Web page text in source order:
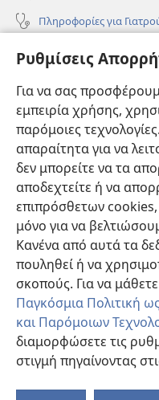
Ρυθμίσεις
Για να σας
εμπειρία χρήσης,
παρόμοιες
απαραίτητα για να
δεν μπορείτε να τα
αποδεχτείτε ή να
επιπρόσθετων
μόνο για να
Κανένα από αυτά τα
πουληθεί ή να
σκοπούς. Για να
Παγκόσμια Πολιτική
και Παρόμοιων
διαμορφώσετε τις
στιγμή πηγαίνοντας
Πληροφορίες για
Πληροφορίες για
Συνεισφορές
(ανοίγει
παράθυρο)ΔΙΑΔΙΚΤΥΑΚΗ
(ανοίγει
νέο
παράθυρο)
JW Hub ®
(ανοίγει
νέο
παράθυρο)JW Library®
Βιβλιοθήκη της Σκοπιάς
Copyright
© 2026 Watch
ΟΡΟΙ ΧΡΗΣΗΣ |ΠΟΛΙΤΙΚΗ